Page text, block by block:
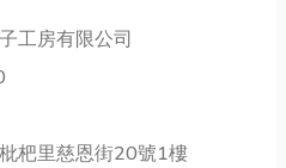
工房有限公司
杷里慈恩街20號1樓